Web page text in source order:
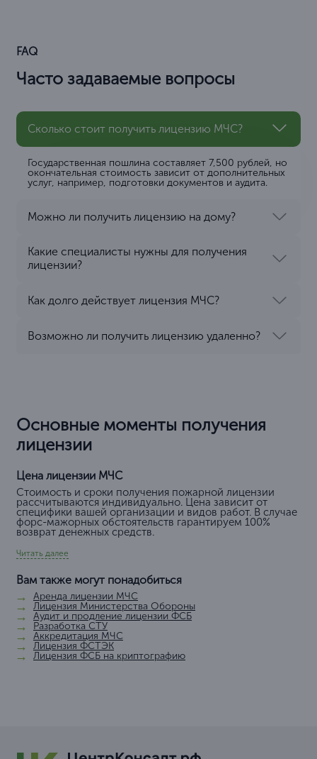
FAQ
Часто задаваемые вопросы
Сколько стоит получить лицензию МЧС?
Государственная пошлина составляет 7,500 рублей, но
окончательная стоимость зависит от дополнительных
услуг, например, подготовки документов и аудита.
Можно ли получить лицензию на дому?
Какие специалисты нужны для получения
лицензии?
Как долго действует лицензия МЧС?
Возможно ли получить лицензию удаленно?
Основные моменты получения
лицензии
Цена лицензии МЧС
Стоимость и сроки получения пожарной лицензии
рассчитываются индивидуально. Цена зависит от
специфики вашей организации и видов работ. В случае
форс-мажорных обстоятельств гарантируем 100%
возврат денежных средств.
Читать далее
Вам также могут понадобиться
Аренда лицензии МЧС
Лицензия Министерства Обороны
Аудит и продление лицензии ФСБ
Разработка СТУ
Аккредитация МЧС
Лицензия ФСТЭК
Лицензия ФСБ на криптографию